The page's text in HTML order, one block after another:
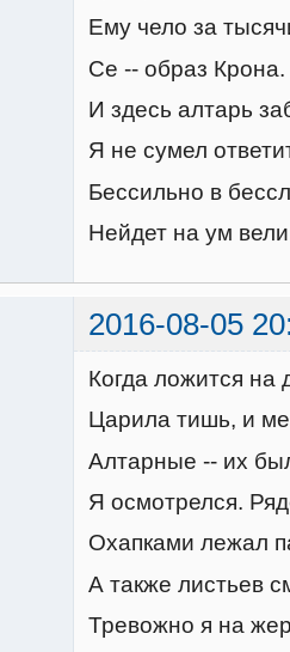
Ему чело за
Се -- образ
И здесь алтарь
Я не сумел
Бессильно в
Нейдет на ум
2016-08-05
Когда ложится на
Царила тишь, и
Алтарные -- их
Я осмотрелся.
Охапками лежал
А также листьев
Тревожно я на